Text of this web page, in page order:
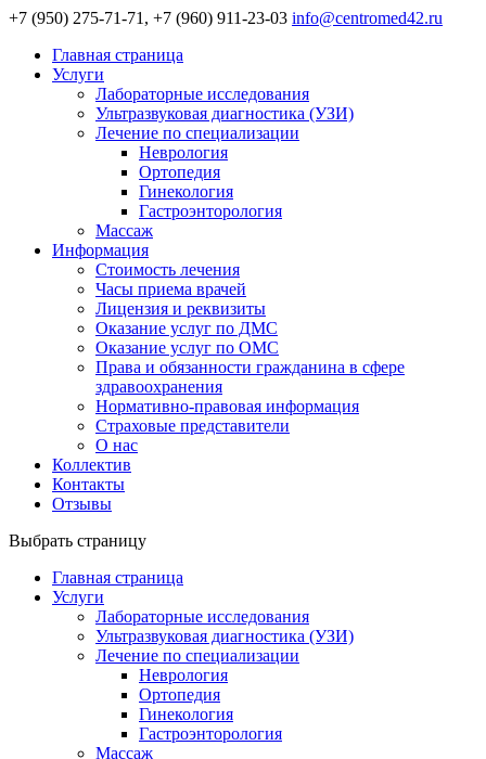
+7 (950) 275-71-71, +7 (960) 911-23-03 info@centromed42.ru
Главная страница
Услуги
Лабораторные исследования
Ультразвуковая диагностика (УЗИ)
Лечение по специализации
Неврология
Ортопедия
Гинекология
Гастроэнторология
Массаж
Информация
Стоимость лечения
Часы приема врачей
Лицензия и реквизиты
Оказание услуг по ДМС
Оказание услуг по ОМС
Права и обязанности гражданина в сфере
здравоохранения
Нормативно-правовая информация
Страховые представители
О нас
Коллектив
Контакты
Отзывы
Выбрать страницу
Главная страница
Услуги
Лабораторные исследования
Ультразвуковая диагностика (УЗИ)
Лечение по специализации
Неврология
Ортопедия
Гинекология
Гастроэнторология
Массаж